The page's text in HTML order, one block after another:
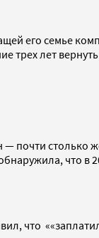
его семье
трех лет
почти столько
что в
что